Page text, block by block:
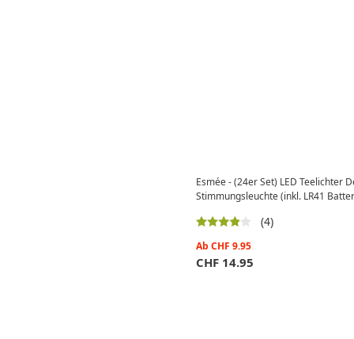
Esmée - (24er Set) LED Teelichter
Stimmungsleuchte (inkl. LR41
(4)
Ab CHF 9.95
CHF 14.95